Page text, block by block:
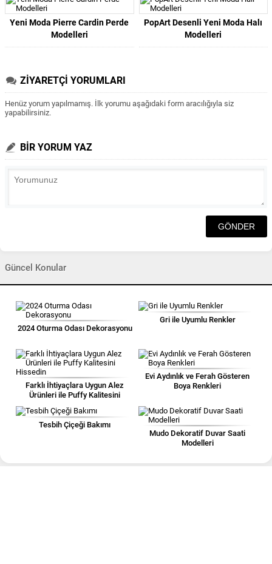
Yeni Moda Pierre Cardin Perde
Modelleri
PopArt Desenli Yeni Moda Halı
Modelleri
ZİYARETÇİ YORUMLARI
Henüz yorum yapılmamış. İlk yorumu aşağıdaki form aracılığıyla siz
yapabilirsiniz.
BİR YORUM YAZ
Güncel Konular
2024 Oturma Odası Dekorasyonu
Gri ile Uyumlu Renkler
Farklı İhtiyaçlara Uygun Alez
Ürünleri ile Puffy Kalitesini
Evi Aydınlık ve Ferah Gösteren
Boya Renkleri
Tesbih Çiçeği Bakımı
Mudo Dekoratif Duvar Saati
Modelleri